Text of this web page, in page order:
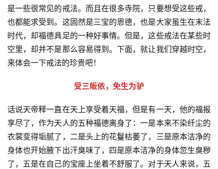
是一些很常见的戒法。而且在很多寺院，只要想受这些戒，
也都能求受到。这固然是三宝的恩德，也是大家虽生在末法
时代，却福德具足的一种好事情。但是，这些戒法在某些时
空里，却并不是那么容易得到。下面，就让我们穿越时空，
来体会一下戒法的珍贵吧！
受三皈依，免生为驴
话说天帝释一直在天上享受着天福，但是有一天，他的福报
享尽了，作为天人的五种福德离身了：一是本来不染纤尘的
衣裳变得垢腻了，二是头上的花鬘枯萎了，三是原本洁净的
身体也开始腋下出汗臭味了，四是原本洁净的身体忽生臭秽
了，五是在自己的宝座上坐着不舒服了。对于天人来说，五